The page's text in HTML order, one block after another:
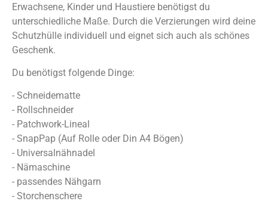
Erwachsene, Kinder und Haustiere benötigst du
unterschiedliche Maße. Durch die Verzierungen wird deine
Schutzhülle individuell und eignet sich auch als schönes
Geschenk.
Du benötigst folgende Dinge:
- Schneidematte
- Rollschneider
- Patchwork-Lineal
- SnapPap (Auf Rolle oder Din A4 Bögen)
- Universalnähnadel
- Nämaschine
- passendes Nähgarn
- Storchenschere